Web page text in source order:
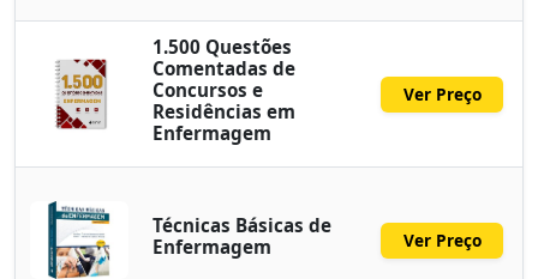
1.500 Questões
Comentadas de
Concursos e
Residências em
Enfermagem
Ver Preço
Técnicas Básicas de
Enfermagem
Ver Preço